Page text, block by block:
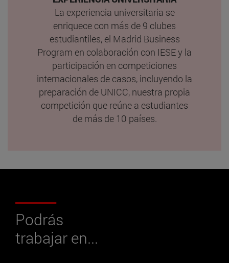
La experiencia universitaria se
enriquece con más de 9 clubes
estudiantiles, el Madrid Business
Program en colaboración con IESE y la
participación en competiciones
internacionales de casos, incluyendo la
preparación de UNICC, nuestra propia
competición que reúne a estudiantes
de más de 10 países.
Podrás
trabajar en...